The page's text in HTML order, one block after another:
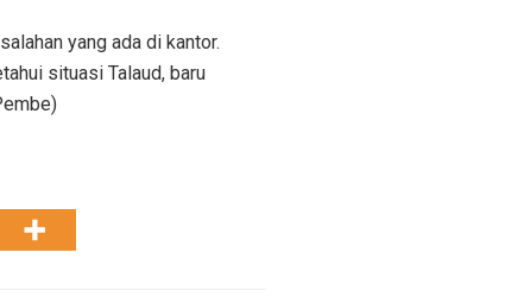
yang ada di kantor.
situasi Talaud, baru